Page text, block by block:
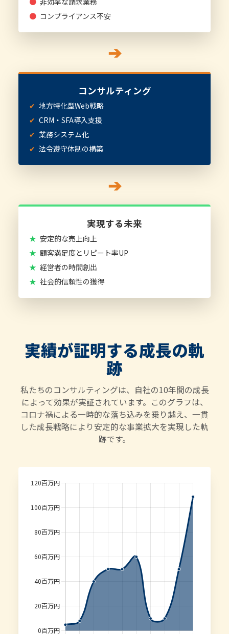
● コンプライアンス不安
➔
コンサルティング
✔ 地方特化型Web戦略
✔ CRM・SFA導入支援
✔ 業務システム化
✔ 法令遵守体制の構築
➔
実現する未来
★ 安定的な売上向上
★ 顧客満足度とリピート率UP
★ 経営者の時間創出
★ 社会的信頼性の獲得
実績が証明する成長の軌
跡
私たちのコンサルティングは、自社の10年間の成長
によって効果が実証されています。このグラフは、
コロナ禍による一時的な落ち込みを乗り越え、一貫
した成長戦略により安定的な事業拡大を実現した軌
跡です。